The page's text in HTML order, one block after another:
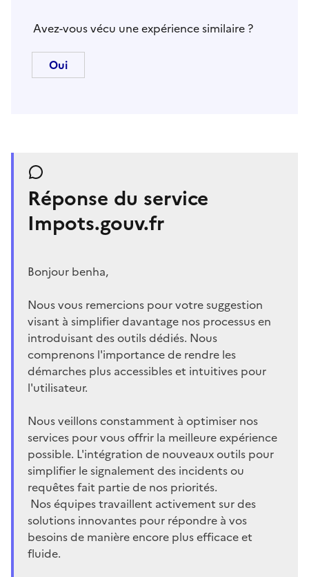
Avez-vous vécu une expérience similaire ?
Réponse du service
Impots.gouv.fr
Bonjour benha,
Nous vous remercions pour votre suggestion
visant à simplifier davantage nos processus en
introduisant des outils dédiés. Nous
comprenons l'importance de rendre les
démarches plus accessibles et intuitives pour
l'utilisateur.
Nous veillons constamment à optimiser nos
services pour vous offrir la meilleure expérience
possible. L'intégration de nouveaux outils pour
simplifier le signalement des incidents ou
requêtes fait partie de nos priorités.
Nos équipes travaillent activement sur des
solutions innovantes pour répondre à vos
besoins de manière encore plus efficace et
fluide.